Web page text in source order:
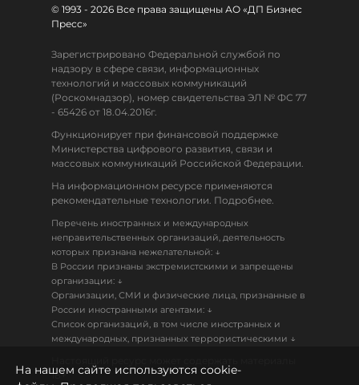
© 1993 - 2026 Все права защищены АО «ДП Бизнес
Пресс»
Зарегистрировано Федеральной службой по
надзору в сфере связи, информационных
технологий и массовых коммуникаций
(Роскомнадзор), номер свидетельства ЭЛ № ФС 77
- 65426 от 18.04.2016г.
Функционирует при финансовой поддержке
Министерства цифрового развития, связи и
массовых коммуникаций Российской Федерации.
На информационном ресурсе применяются
рекомендательные технологии. Подробнее.
Перечень иностранных и международных
неправительственных организаций, деятельность
которых признана нежелательной: ↓
В России признаны экстремистскими и запрещены
организации: ↓
Организации, СМИ и физические лица, признанные в
России иностранными агентами: ↓
Список организаций, в том числе иностранных и
международных, признанных террористическими ↓
18+
На нашем сайте используются cookie-